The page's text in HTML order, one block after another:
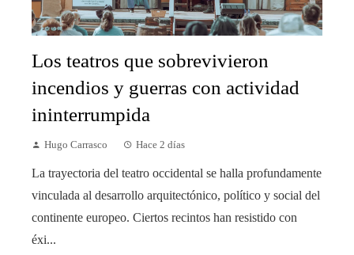
Los teatros que sobrevivieron
incendios y guerras con actividad
ininterrumpida
Hugo Carrasco Hace 2 días
La trayectoria del teatro occidental se halla profundamente
vinculada al desarrollo arquitectónico, político y social del
continente europeo. Ciertos recintos han resistido con
éxi...